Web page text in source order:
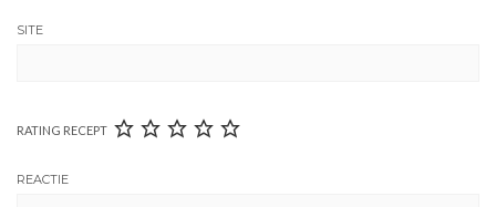
SITE
RATING RECEPT
REACTIE